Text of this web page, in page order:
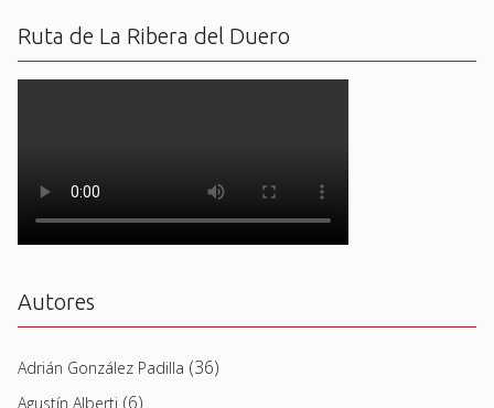
Ruta de La Ribera del Duero
Autores
Adrián González Padilla (36)
Agustín Alberti (6)